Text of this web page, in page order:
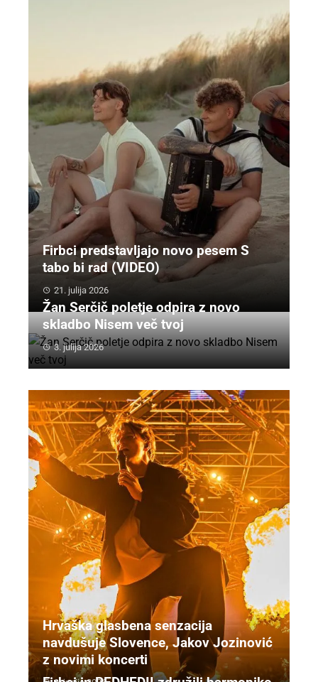
Firbci predstavljajo novo pesem S
tabo bi rad (VIDEO)
21. julija 2026
Žan Serčič poletje odpira z novo
skladbo Nisem več tvoj
3. julija 2026
Hrvaška glasbena senzacija
navdušuje Slovence, Jakov Jozinović
z novimi koncerti